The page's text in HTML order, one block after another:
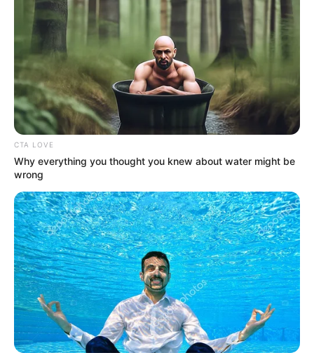
CTA LOVE
Why everything you thought you knew about water might be
wrong